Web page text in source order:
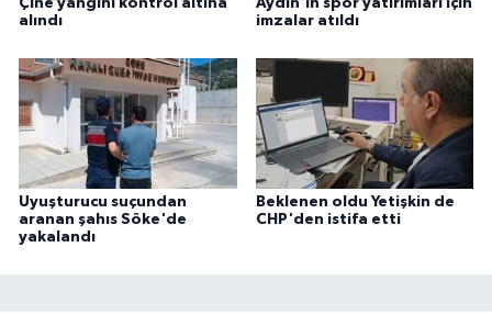
Çine yangını kontrol altına
alındı
Aydın'ın spor yatırımları için
imzalar atıldı
Uyuşturucu suçundan
aranan şahıs Söke'de
yakalandı
Beklenen oldu Yetişkin de
CHP'den istifa etti